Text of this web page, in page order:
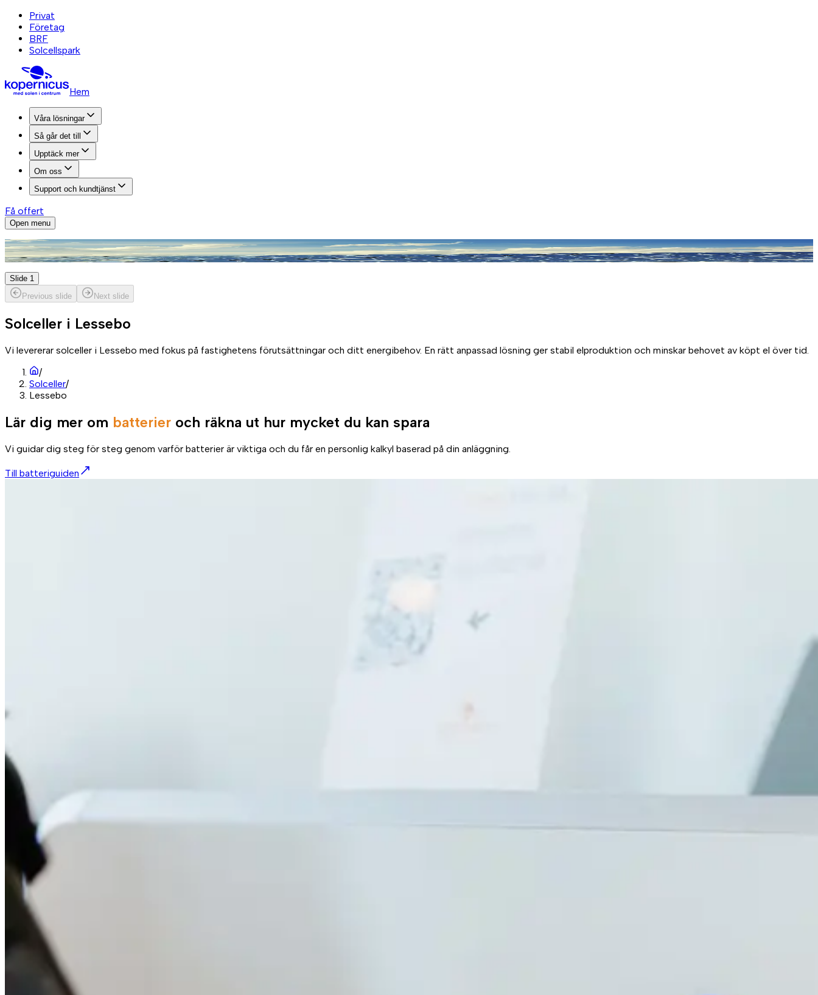
Privat
Företag
BRF
Solcellspark
Hem
Våra lösningar
Så går det till
Upptäck mer
Om oss
Support och kundtjänst
Få offert
Open menu
Slide 1
Previous slide
Next slide
Solceller i Lessebo
Vi levererar solceller i Lessebo med fokus på fastighetens förutsättningar och ditt energibehov. En rätt anpassad lösning ger stabil elproduktion och minskar behovet av köpt el över tid.
/
Solceller/
Lessebo
Lär dig mer om batterier och räkna ut hur mycket du kan spara
Vi guidar dig steg för steg genom varför batterier är viktiga och du får en personlig kalkyl baserad på din anläggning.
Till batteriguiden